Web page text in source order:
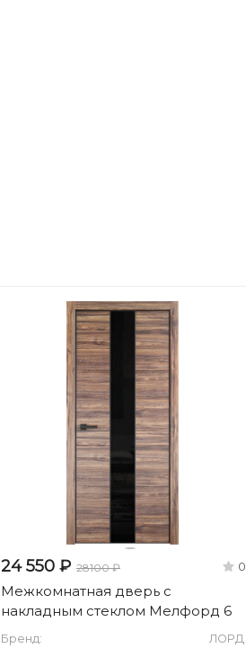
24 550 ₽ 28100 ₽ 0
Межкомнатная дверь с
накладным стеклом Мелфорд 6
Бренд:
ЛОРД